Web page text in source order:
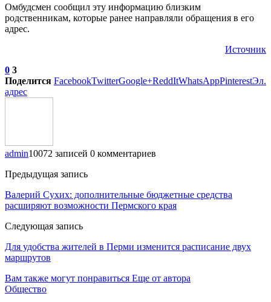
Омбудсмен сообщил эту информацию близким
родственникам, которые ранее направляли обращения в его
адрес.
Источник
0 3
Поделится FacebookTwitterGoogle+ReddItWhatsAppPinterestЭл.
адрес
admin10072 записей 0 комментариев
Предыдущая запись
​Валерий Сухих: дополнительные бюджетные средства
расширяют возможности Пермского края
Следующая запись
Для удобства жителей в Перми изменится расписание двух
маршрутов
Вам также могут понравиться Еще от автора
Общество